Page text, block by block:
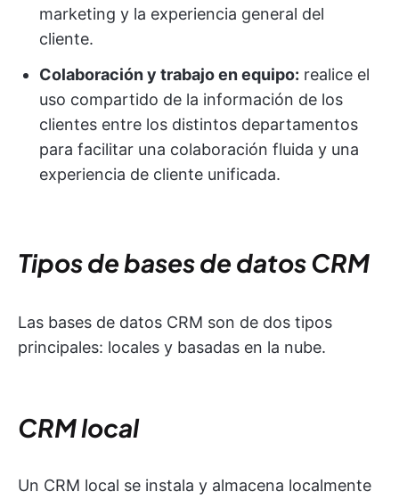
marketing y la experiencia general del
cliente.
Colaboración y trabajo en equipo: realice el
uso compartido de la información de los
clientes entre los distintos departamentos
para facilitar una colaboración fluida y una
experiencia de cliente unificada.
Tipos de bases de datos CRM
Las bases de datos CRM son de dos tipos
principales: locales y basadas en la nube.
CRM local
Un CRM local se instala y almacena localmente